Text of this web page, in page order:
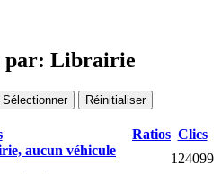
par: Librairie
Sélectionner Réinitialiser
Ratios Clics
aucun véhicule
124099